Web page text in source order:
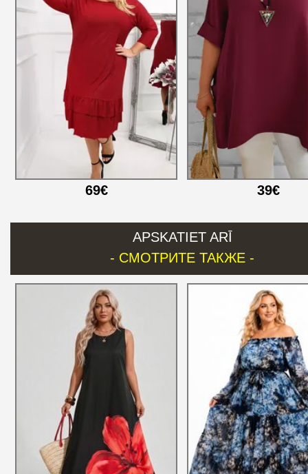
69€ 39€
APSKATIET ARĪ
- СМОТРИТЕ ТАКЖЕ -